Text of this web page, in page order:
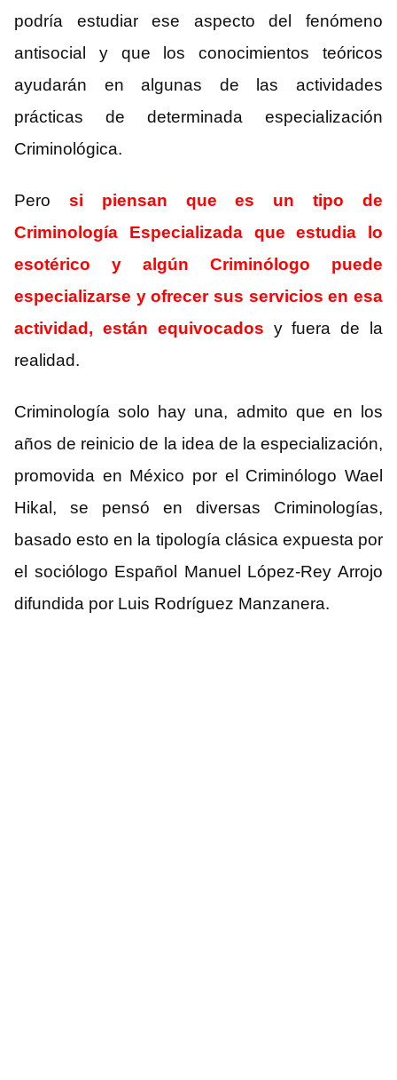
podría estudiar ese aspecto del fenómeno
antisocial y que los conocimientos teóricos
ayudarán en algunas de las actividades
prácticas de determinada especialización
Criminológica.
Pero si piensan que es un tipo de
Criminología Especializada que estudia lo
esotérico y algún Criminólogo puede
especializarse y ofrecer sus servicios en esa
actividad, están equivocados y fuera de la
realidad.
Criminología solo hay una, admito que en los
años de reinicio de la idea de la especialización,
promovida en México por el Criminólogo Wael
Hikal, se pensó en diversas Criminologías,
basado esto en la tipología clásica expuesta por
el sociólogo Español Manuel López-Rey Arrojo
difundida por Luis Rodríguez Manzanera.